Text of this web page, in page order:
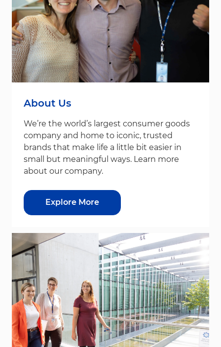
About Us
We’re the world’s largest consumer goods
company and home to iconic, trusted
brands that make life a little bit easier in
small but meaningful ways. Learn more
about our company.
Explore More